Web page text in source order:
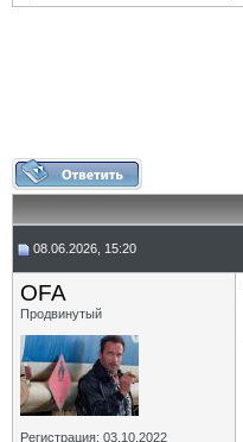
08.06.2026, 15:20
OFA
Продвинутый
Регистрация: 03.10.2022